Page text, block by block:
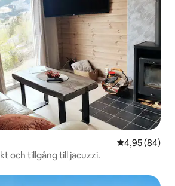
4,95 av 5 i
4,95 (84)
och tillgång till jacuzzi.